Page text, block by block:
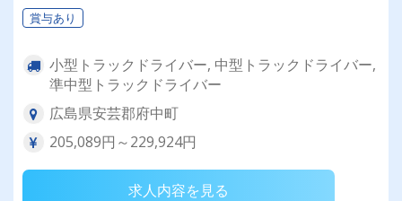
賞与あり
小型トラックドライバー, 中型トラックドライバー,
準中型トラックドライバー
広島県安芸郡府中町
205,089円～229,924円
求人内容を見る